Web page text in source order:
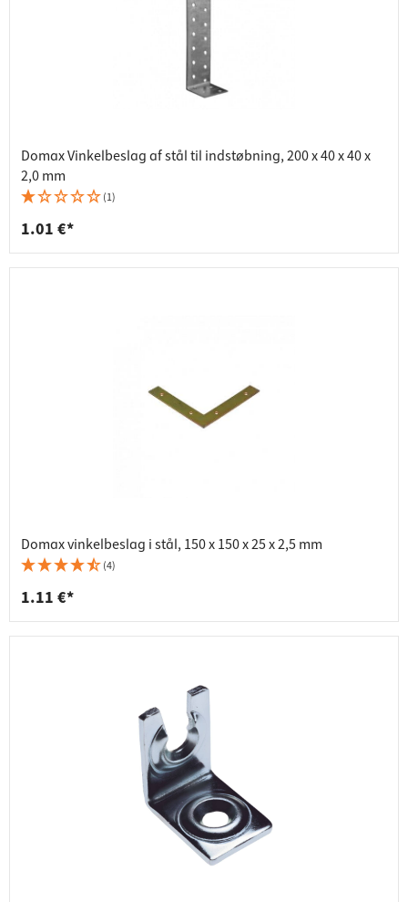
Domax Vinkelbeslag af stål til indstøbning, 200 x 40 x 40 x
2,0 mm
(1)
1.01 €*
Domax vinkelbeslag i stål, 150 x 150 x 25 x 2,5 mm
(4)
1.11 €*